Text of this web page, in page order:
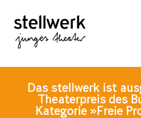
Hauptmenü
Inhalt
springen
Fusszeile
springen
Das stellwerk ist
Theaterpreis des
Kategorie »Freie